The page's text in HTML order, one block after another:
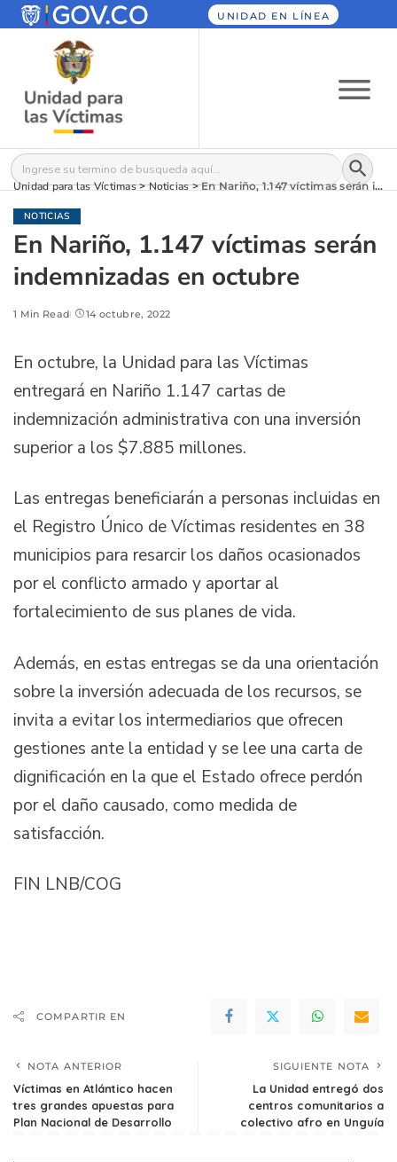
UNIDAD EN LÍNEA
Buscar: Botón
Unidad para las Víctimas>Noticias>En Nariño, 1.147 víctimas serán indemnizadas en octubre
NOTICIAS
En Nariño, 1.147 víctimas serán
indemnizadas en octubre
1 Min Read 14 octubre, 2022
En octubre, la Unidad para las Víctimas
entregará en Nariño 1.147 cartas de
indemnización administrativa con una inversión
superior a los $7.885 millones.
Las entregas beneficiarán a personas incluidas en
el Registro Único de Víctimas residentes en 38
municipios para resarcir los daños ocasionados
por el conflicto armado y aportar al
fortalecimiento de sus planes de vida.
Además, en estas entregas se da una orientación
sobre la inversión adecuada de los recursos, se
invita a evitar los intermediarios que ofrecen
gestiones ante la entidad y se lee una carta de
dignificación en la que el Estado ofrece perdón
por el daño causado, como medida de
satisfacción.
FIN LNB/COG
COMPARTIR EN
NOTA ANTERIOR
Víctimas en Atlántico hacen
tres grandes apuestas para
Plan Nacional de Desarrollo
SIGUIENTE NOTA
La Unidad entregó dos
centros comunitarios a
colectivo afro en Unguía